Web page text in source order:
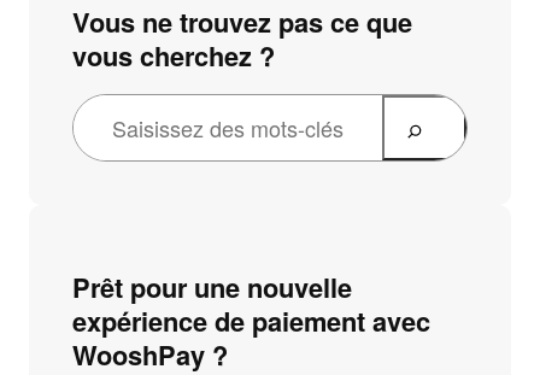
Vous ne trouvez pas ce que
vous cherchez ?
Prêt pour une nouvelle
expérience de paiement avec
WooshPay ?